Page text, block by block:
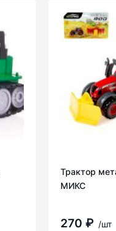
Трактор
МИКС
270 ₽ /шт